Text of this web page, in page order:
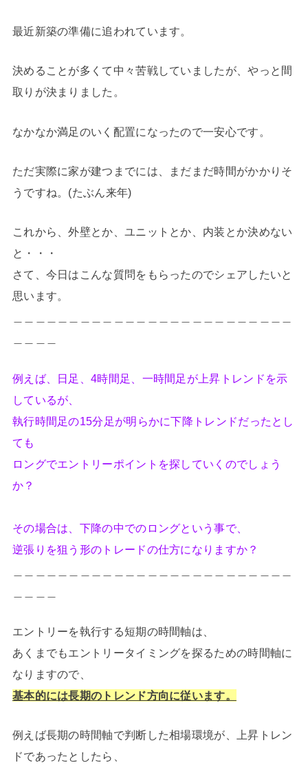
最近新築の準備に追われています。
決めることが多くて中々苦戦していましたが、やっと間
取りが決まりました。
なかなか満足のいく配置になったので一安心です。
ただ実際に家が建つまでには、まだまだ時間がかかりそ
うですね。(たぶん来年)
これから、外壁とか、ユニットとか、内装とか決めない
と・・・
さて、今日はこんな質問をもらったのでシェアしたいと
思います。
例えば、日足、4時間足、一時間足が上昇トレンドを示
しているが、
執行時間足の15分足が明らかに下降トレンドだったとし
ても
ロングでエントリーポイントを探していくのでしょう
か？
その場合は、下降の中でのロングという事で、
逆張りを狙う形のトレードの仕方になりますか？
エントリーを執行する短期の時間軸は、
あくまでもエントリータイミングを探るための時間軸に
なりますので、
基本的には長期のトレンド方向に従います。
例えば長期の時間軸で判断した相場環境が、上昇トレン
ドであったとしたら、